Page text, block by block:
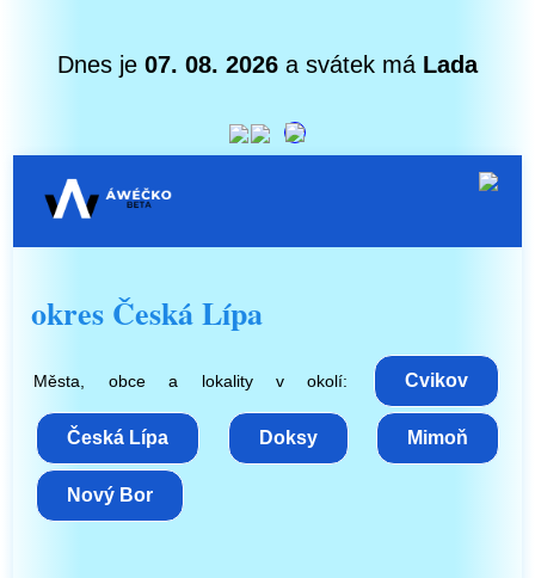
Dnes je 07. 08. 2026 a svátek má Lada
okres Česká Lípa
Města, obce a lokality v okolí: Cvikov
Česká Lípa Doksy Mimoň
Nový Bor